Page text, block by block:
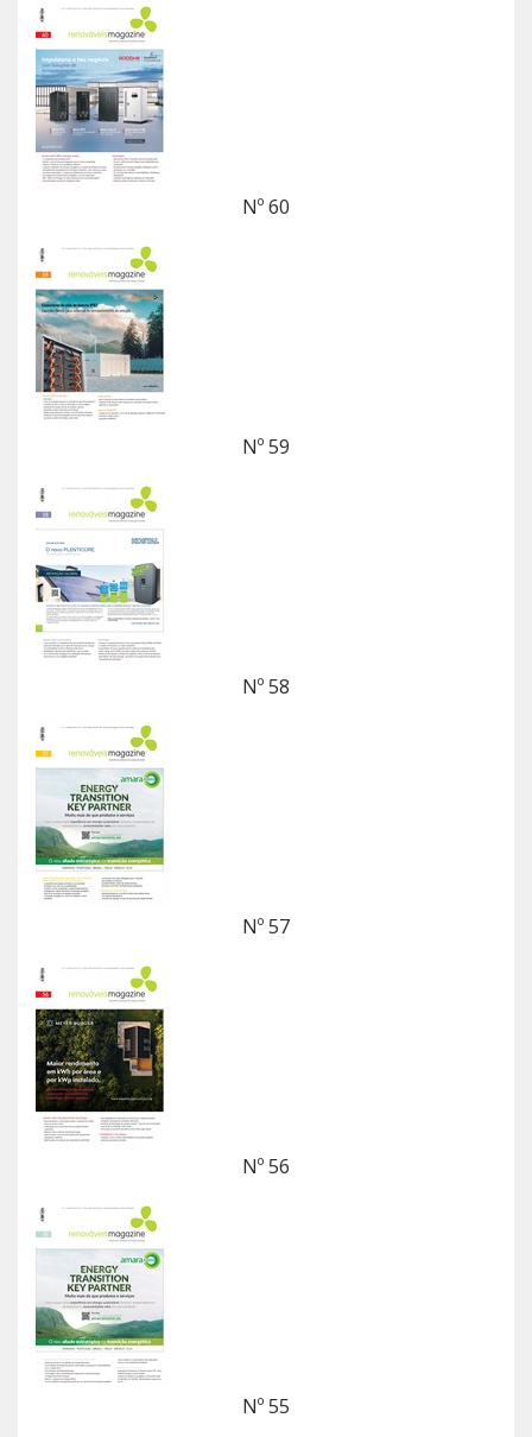
Nº 60
Nº 59
Nº 58
Nº 57
Nº 56
Nº 55